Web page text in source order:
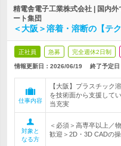
精電舎電子工業株式会社 | 国内
ート集団
＜大阪＞溶着・溶断の【テ
正社員 急募 完全週休2日制
情報更新日：2026/06/19 終了予定日
仕事内容
【大阪】プラスチック
を技術面から支援して
当充実
対象と
なる方
＜必須＞高専卒以上／
歓迎＞2D・3D CADの